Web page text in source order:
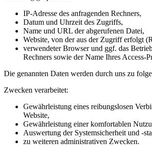
IP-Adresse des anfragenden Rechners,
Datum und Uhrzeit des Zugriffs,
Name und URL der abgerufenen Datei,
Website, von der aus der Zugriff erfolgt
verwendeter Browser und ggf. das
Rechners sowie der Name Ihres Access-
Die genannten Daten werden durch uns zu
Zwecken verarbeitet:
Gewährleistung eines reibungslosen
Website,
Gewährleistung einer komfortablen
Auswertung der Systemsicherheit und -
zu weiteren administrativen Zwecken.